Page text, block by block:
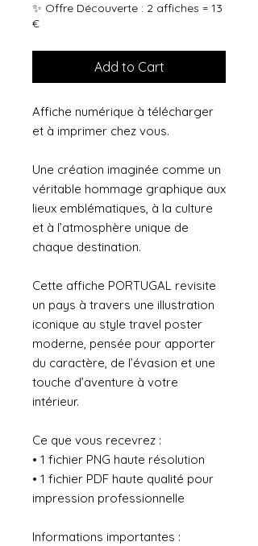
✨ Offre Découverte : 2 affiches = 13
€
Add to Cart
Affiche numérique à télécharger
et à imprimer chez vous.
Une création imaginée comme un
véritable hommage graphique aux
lieux emblématiques, à la culture
et à l’atmosphère unique de
chaque destination.
Cette affiche PORTUGAL revisite
un pays à travers une illustration
iconique au style travel poster
moderne, pensée pour apporter
du caractère, de l’évasion et une
touche d’aventure à votre
intérieur.
Ce que vous recevrez :
• 1 fichier PNG haute résolution
• 1 fichier PDF haute qualité pour
impression professionnelle
Informations importantes :